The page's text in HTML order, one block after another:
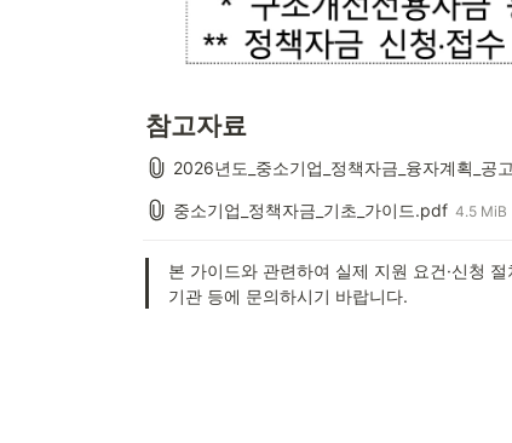
참고자료
2026년도_중소기업_정책자금_융자계획_공
중소기업_정책자금_기초_가이드.pdf 4.5 MiB
본 가이드와 관련하여 실제 지원 요건·신청
기관 등에 문의하시기 바랍니다.